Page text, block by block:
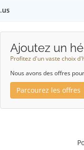
.us
Ajoutez un
Profitez d'un vaste choix
Nous avons des offres
Parcourez les offres